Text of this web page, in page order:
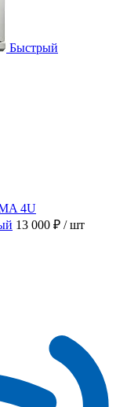
Быстрый
4U
13 000 ₽ / шт